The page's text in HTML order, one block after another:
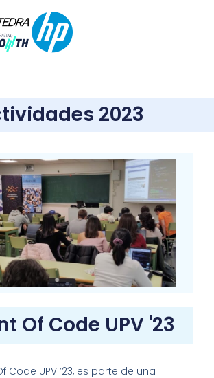
2023
Of Code UPV '23
Code UPV ’23, es parte de una